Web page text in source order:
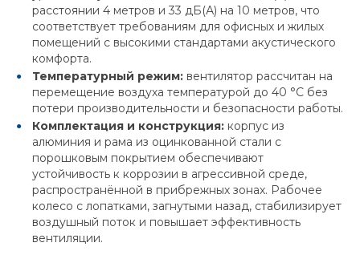
расстоянии 4 метров и 33 дБ(А) на 10 метров, что
соответствует требованиям для офисных и жилых
помещений с высокими стандартами акустического
комфорта.
Температурный режим: вентилятор рассчитан на
перемещение воздуха температурой до 40 °C без
потери производительности и безопасности работы.
Комплектация и конструкция: корпус из
алюминия и рама из оцинкованной стали с
порошковым покрытием обеспечивают
устойчивость к коррозии в агрессивной среде,
распространённой в прибрежных зонах. Рабочее
колесо с лопатками, загнутыми назад, стабилизирует
воздушный поток и повышает эффективность
вентиляции.